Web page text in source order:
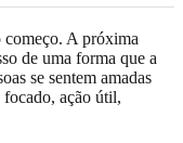
começo. A próxima
de uma forma que a
se sentem amadas
focado, ação útil,